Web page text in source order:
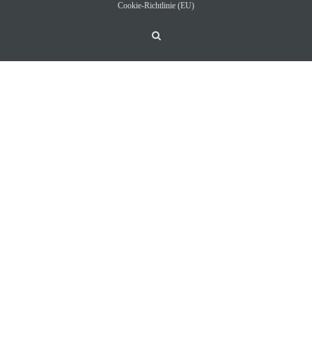
Cookie-Richtlinie (EU)